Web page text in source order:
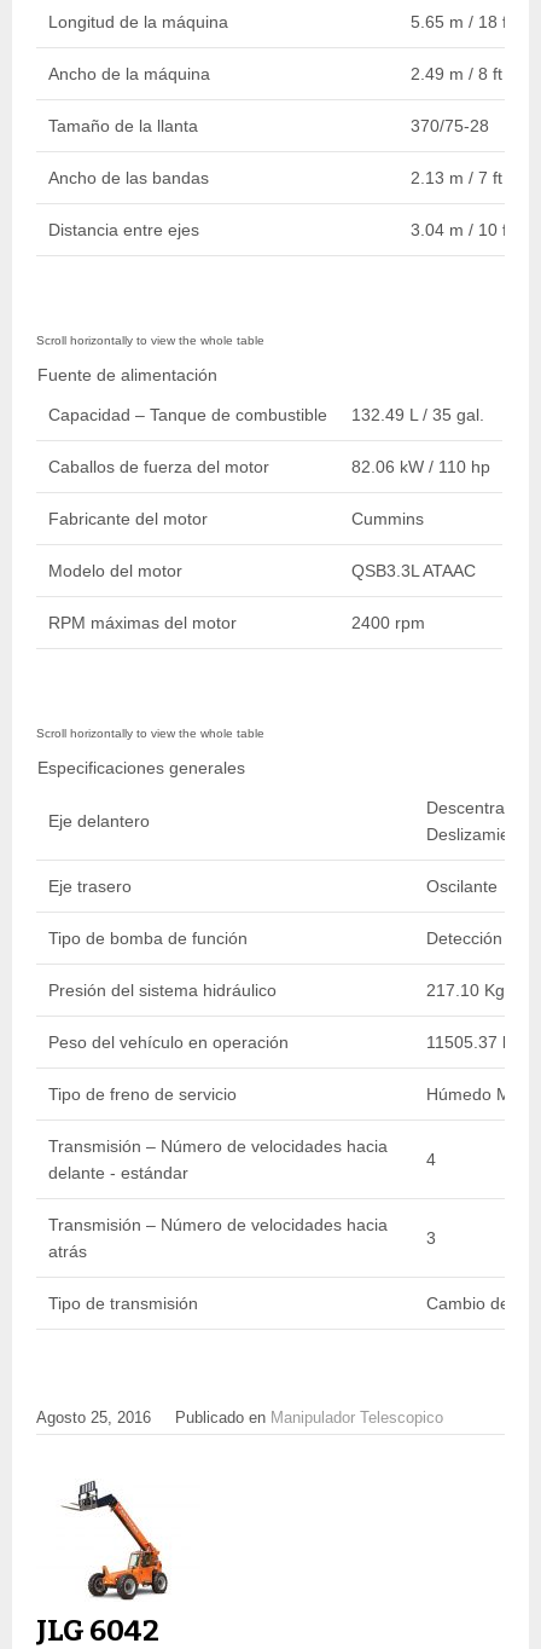
Longitud de la máquina 5.65 m / 18 ft 6
Ancho de la máquina 2.49 m / 8 ft 2 in.
Tamaño de la llanta 370/75-28
Ancho de las bandas 2.13 m / 7 ft
Distancia entre ejes 3.04 m / 10 ft
Fuente de alimentación
Capacidad – Tanque de combustible 132.49 L / 35 gal.
Caballos de fuerza del motor 82.06 kW / 110 hp
Fabricante del motor Cummins
Modelo del motor QSB3.3L ATAAC
RPM máximas del motor 2400 rpm
Especificaciones generales
Eje delantero
Deslizamiento
Eje trasero Oscilante
Tipo de bomba de función Detección
Presión del sistema hidráulico 217.10 Kg/
Peso del vehículo en operación 11505.37 kg /
Tipo de freno de servicio Húmedo
Transmisión – Número de velocidades hacia
delante - estándar
4
Transmisión – Número de velocidades hacia
atrás
3
Tipo de transmisión Cambio de
Agosto 25, 2016 Publicado en Manipulador Telescopico
JLG 6042